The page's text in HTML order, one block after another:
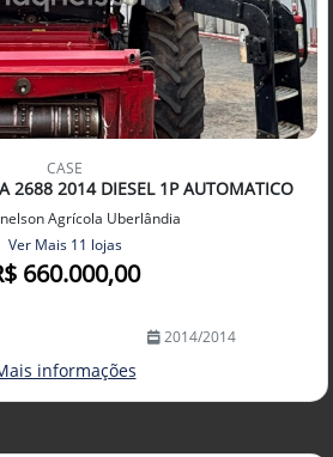
CASE
2688 2014 DIESEL 1P AUTOMATICO
Agrícola Uberlândia
Ver Mais 11 lojas
660.000,00
2014/2014
informações